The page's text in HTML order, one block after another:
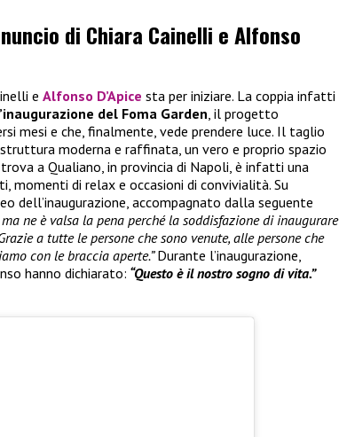
di Chiara Cainelli e Alfonso
e Alfonso D’Apice sta per iniziare. La coppia infatti
del Foma Garden, il progetto
mesi e che, finalmente, vede prendere luce. Il taglio
moderna e raffinata, un vero e proprio spazio
a Qualiano, in provincia di Napoli, è infatti una
momenti di relax e occasioni di convivialità. Su
dell’inaugurazione, accompagnato dalla seguente
ne è valsa la pena perché la soddisfazione di inaugurare
a tutte le persone che sono venute, alle persone che
con le braccia aperte.”Durante l’inaugurazione,
hanno dichiarato: “Questo è il nostro sogno di vita.”